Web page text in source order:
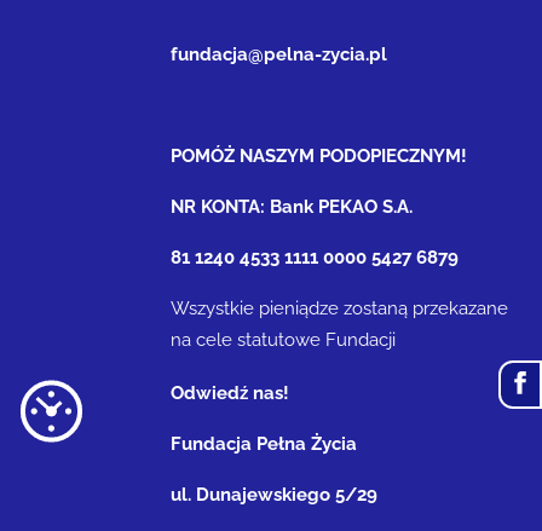
fundacja@pelna-zycia.pl
POMÓŻ NASZYM PODOPIECZNYM!
NR KONTA: Bank PEKAO S.A.
81 1240 4533 1111 0000 5427 6879
Wszystkie pieniądze zostaną przekazane
na cele statutowe Fundacji
Odwiedź nas!
Fundacja Pełna Życia
ul. Dunajewskiego 5/29